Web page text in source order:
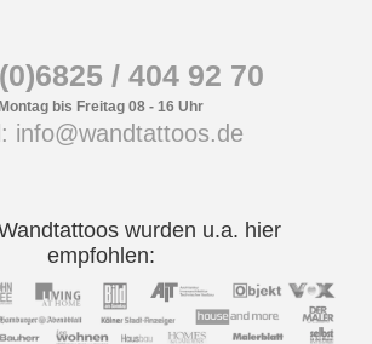
/ 404 92 70
bis Freitag 08 - 16 Uhr
info@wandtattoos.de
wurden u.a. hier
empfohlen: